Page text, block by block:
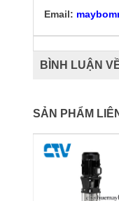
Email:
BÌNH LUẬN
SẢN PHẨM